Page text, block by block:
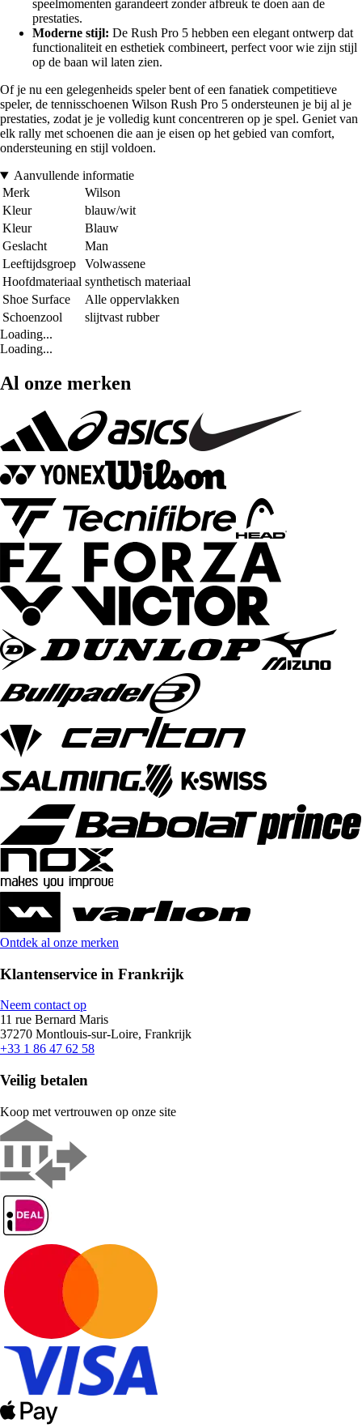
speelmomenten garandeert zonder afbreuk te doen aan de
prestaties.
Moderne stijl: De Rush Pro 5 hebben een elegant ontwerp dat
functionaliteit en esthetiek combineert, perfect voor wie zijn stijl
op de baan wil laten zien.
Of je nu een gelegenheids speler bent of een fanatiek competitieve
speler, de tennisschoenen Wilson Rush Pro 5 ondersteunen je bij al je
prestaties, zodat je je volledig kunt concentreren op je spel. Geniet van
elk rally met schoenen die aan je eisen op het gebied van comfort,
ondersteuning en stijl voldoen.
Aanvullende informatie
Merk
Wilson
Kleur
blauw/wit
Kleur
Blauw
Geslacht
Man
Leeftijdsgroep
Volwassene
Hoofdmateriaal synthetisch materiaal
Shoe Surface
Alle oppervlakken
Schoenzool
slijtvast rubber
Loading...
Loading...
Al onze merken
Ontdek al onze merken
Klantenservice in Frankrijk
Neem contact op
11 rue Bernard Maris
37270 Montlouis-sur-Loire, Frankrijk
+33 1 86 47 62 58
Veilig betalen
Koop met vertrouwen op onze site